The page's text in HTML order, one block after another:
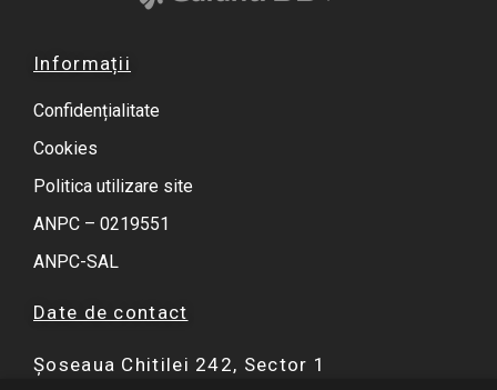
Informații
Confidențialitate
Cookies
Politica utilizare site
ANPC – 0219551
ANPC-SAL
Date de contact
Șoseaua Chitilei 242, Sector 1